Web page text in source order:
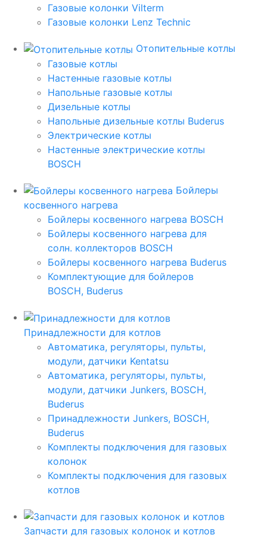
Газовые колонки Vilterm
Газовые колонки Lenz Technic
Отопительные котлы
Газовые котлы
Настенные газовые котлы
Напольные газовые котлы
Дизельные котлы
Напольные дизельные котлы Buderus
Электрические котлы
Настенные электрические котлы
BOSCH
Бойлеры
косвенного нагрева
Бойлеры косвенного нагрева BOSCH
Бойлеры косвенного нагрева для
солн. коллекторов BOSCH
Бойлеры косвенного нагрева Buderus
Комплектующие для бойлеров
BOSCH, Buderus
Принадлежности для котлов
Автоматика, регуляторы, пульты,
модули, датчики Kentatsu
Автоматика, регуляторы, пульты,
модули, датчики Junkers, BOSCH,
Buderus
Принадлежности Junkers, BOSCH,
Buderus
Комплекты подключения для газовых
колонок
Комплекты подключения для газовых
котлов
Запчасти для газовых колонок и котлов